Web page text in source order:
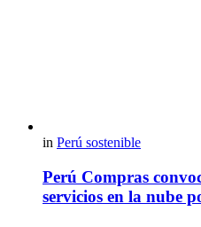
in Perú sostenible
Perú Compras
servicios en la nube